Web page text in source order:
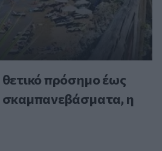
πρόσημο έως
η